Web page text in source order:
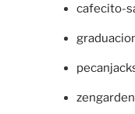
cafecito-